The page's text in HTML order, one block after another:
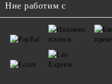
Ние работим с